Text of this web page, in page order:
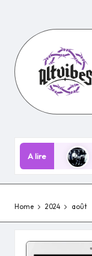
content
A lire
28 juillet
Home 2024 août